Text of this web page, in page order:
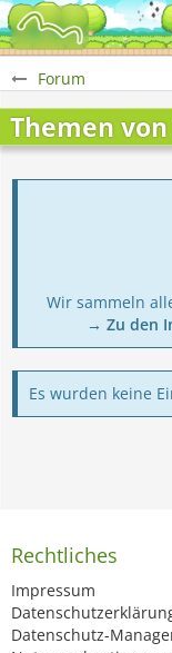
Forum
Themen
Wir sammeln
→ Zu den
Es wurden keine
Rechtliches
Impressum
Datenschutz-